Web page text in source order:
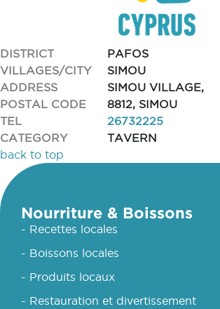
DISTRICT
PAFOS
VILLAGES/CITY
SIMOU
ADDRESS
SIMOU VILLAGE,
POSTAL CODE
8812, SIMOU
TEL
26732225
CATEGORY
TAVERN
back to top
Nourriture & Boissons
- Recettes locales
- Boissons locales
- Produits locaux
- Restauration et divertissement